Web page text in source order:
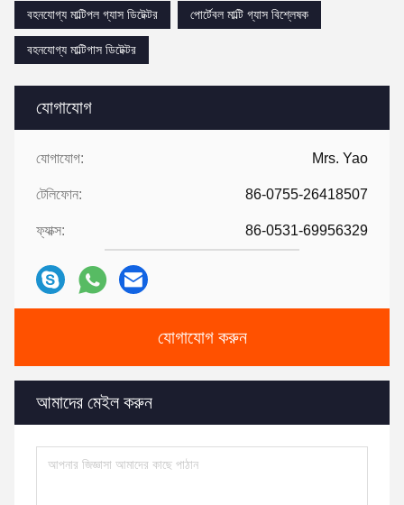
যোগাযোগ
যোগাযোগ: Mrs. Yao
টেলিফোন: 86-0755-26418507
ফ্যাক্স: 86-0531-69956329
যোগাযোগ করুন
আমাদের মেইল ​​করুন
বহনযোগ্য মাল্টিপল গ্যাস ডিটেক্টর
পোর্টেবল মাল্টি গ্যাস বিশ্লেষক
বহনযোগ্য মাল্টিগাস ডিটেক্টর